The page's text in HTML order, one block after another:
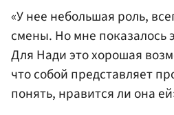
«У нее небольшая роль,
смены. Но мне показалось
Для Нади это хорошая
что собой представляет
понять, нравится ли она